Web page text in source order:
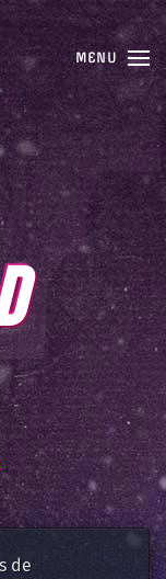
MENU
de